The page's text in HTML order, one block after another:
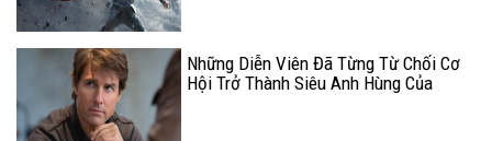
Những Diễn Viên Đã Từng Từ Chối Cơ
Hội Trở Thành Siêu Anh Hùng Của